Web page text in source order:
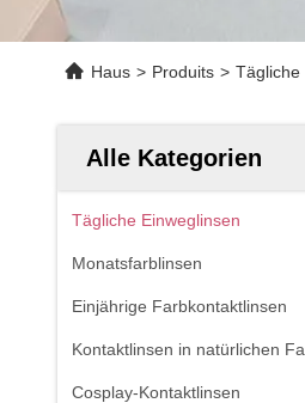
Haus > Produits > Tägliche
Alle Kategorien
Tägliche Einweglinsen
Monatsfarblinsen
Einjährige Farbkontaktlinsen
Kontaktlinsen in natürlichen
Cosplay-Kontaktlinsen